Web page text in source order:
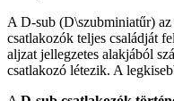
A D-sub (D\szubminiatűr)
csatlakozók teljes családját
aljzat jellegzetes alakjából
csatlakozó létezik. A